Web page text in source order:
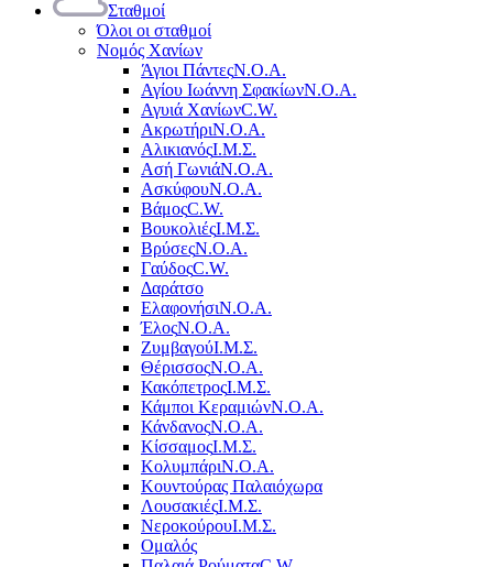
Σταθμοί
Όλοι οι σταθμοί
Νομός Χανίων
Άγιοι ΠάντεςΝ.Ο.Α.
Αγίου Ιωάννη ΣφακίωνΝ.Ο.Α.
Αγυιά ΧανίωνC.W.
ΑκρωτήριΝ.Ο.Α.
ΑλικιανόςΙ.Μ.Σ.
Ασή ΓωνιάΝ.Ο.Α.
ΑσκύφουΝ.Ο.Α.
ΒάμοςC.W.
ΒουκολιέςΙ.Μ.Σ.
ΒρύσεςΝ.Ο.Α.
ΓαύδοςC.W.
Δαράτσο
ΕλαφονήσιΝ.Ο.Α.
ΈλοςΝ.Ο.Α.
ΖυμβαγούΙ.Μ.Σ.
ΘέρισσοςΝ.Ο.Α.
ΚακόπετροςΙ.Μ.Σ.
Κάμποι ΚεραμιώνΝ.Ο.Α.
ΚάνδανοςΝ.Ο.Α.
ΚίσσαμοςΙ.Μ.Σ.
ΚολυμπάριΝ.Ο.Α.
Κουντούρας Παλαιόχωρα
ΛουσακιέςΙ.Μ.Σ.
ΝεροκούρουΙ.Μ.Σ.
Ομαλός